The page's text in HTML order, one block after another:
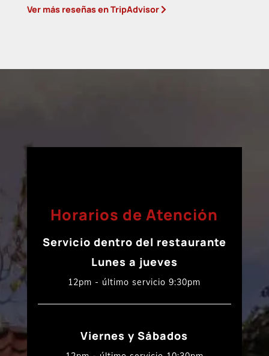
Ver más reseñas en TripAdvisor
Horarios de Atención
Servicio dentro del restaurante
Lunes a jueves
12pm - último servicio 9:30pm
Viernes y Sábados